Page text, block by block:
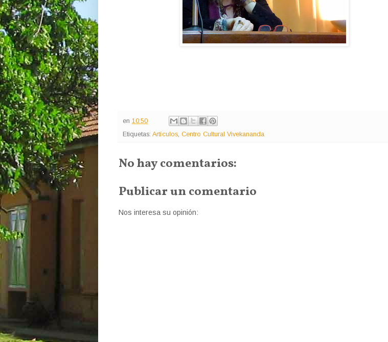
en 10:50
Etiquetas: Artículos, Centro Cultural Vivekananda
No hay comentarios:
Publicar un comentario
Nos interesa su opinión: